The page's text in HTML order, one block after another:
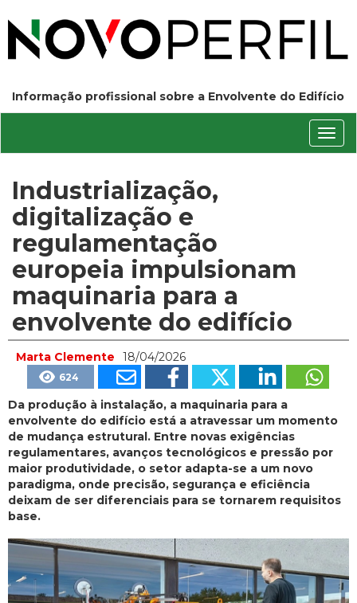
Informação profissional sobre a Envolvente do Edifício
Industrialização,
digitalização e
regulamentação
europeia impulsionam
maquinaria para a
envolvente do edifício
Marta Clemente 18/04/2026
624
Da produção à instalação, a maquinaria para a
envolvente do edifício está a atravessar um momento
de mudança estrutural. Entre novas exigências
regulamentares, avanços tecnológicos e pressão por
maior produtividade, o setor adapta-se a um novo
paradigma, onde precisão, segurança e eficiência
deixam de ser diferenciais para se tornarem requisitos
base.